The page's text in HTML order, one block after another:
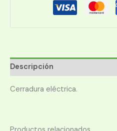
Descripción
Cerradura eléctrica.